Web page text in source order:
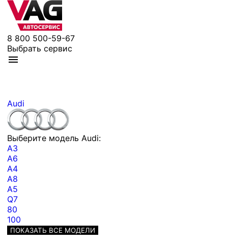
8 800 500-59-67
Выбрать сервис
Audi
Выберите модель Audi:
A3
A6
A4
A8
A5
Q7
80
100
ПОКАЗАТЬ ВСЕ МОДЕЛИ